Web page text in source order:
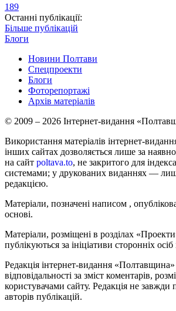
189
Останні публікації:
Більше публікацій
Блоги
Новини Полтави
Спецпроекти
Блоги
Фоторепортажі
Архів матеріалів
© 2009 – 2026 Інтернет-видання
Використання матеріалів інтернет-
інших сайтах дозволяється лише за
на сайт poltava.to, не закритого для
системами; у друкованих виданнях —
редакцією.
Матеріали, позначені написом ,
основі.
Матеріали, розміщені в розділах
публікуються за ініціативи сторонніх
Редакція інтернет-видання
відповідальності за зміст коментарів,
користувачами сайту. Редакція не завжди
авторів публікацій.